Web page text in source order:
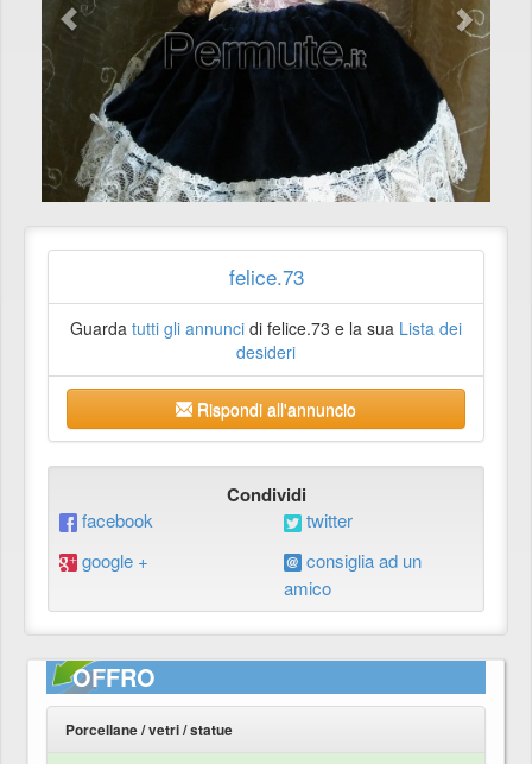
felice.73
Guarda tutti gli annunci di felice.73 e la sua Lista dei
desideri
Rispondi all'annuncio
Condividi
facebook
twitter
google +
consiglia ad un
amico
OFFRO
Porcellane / vetri / statue